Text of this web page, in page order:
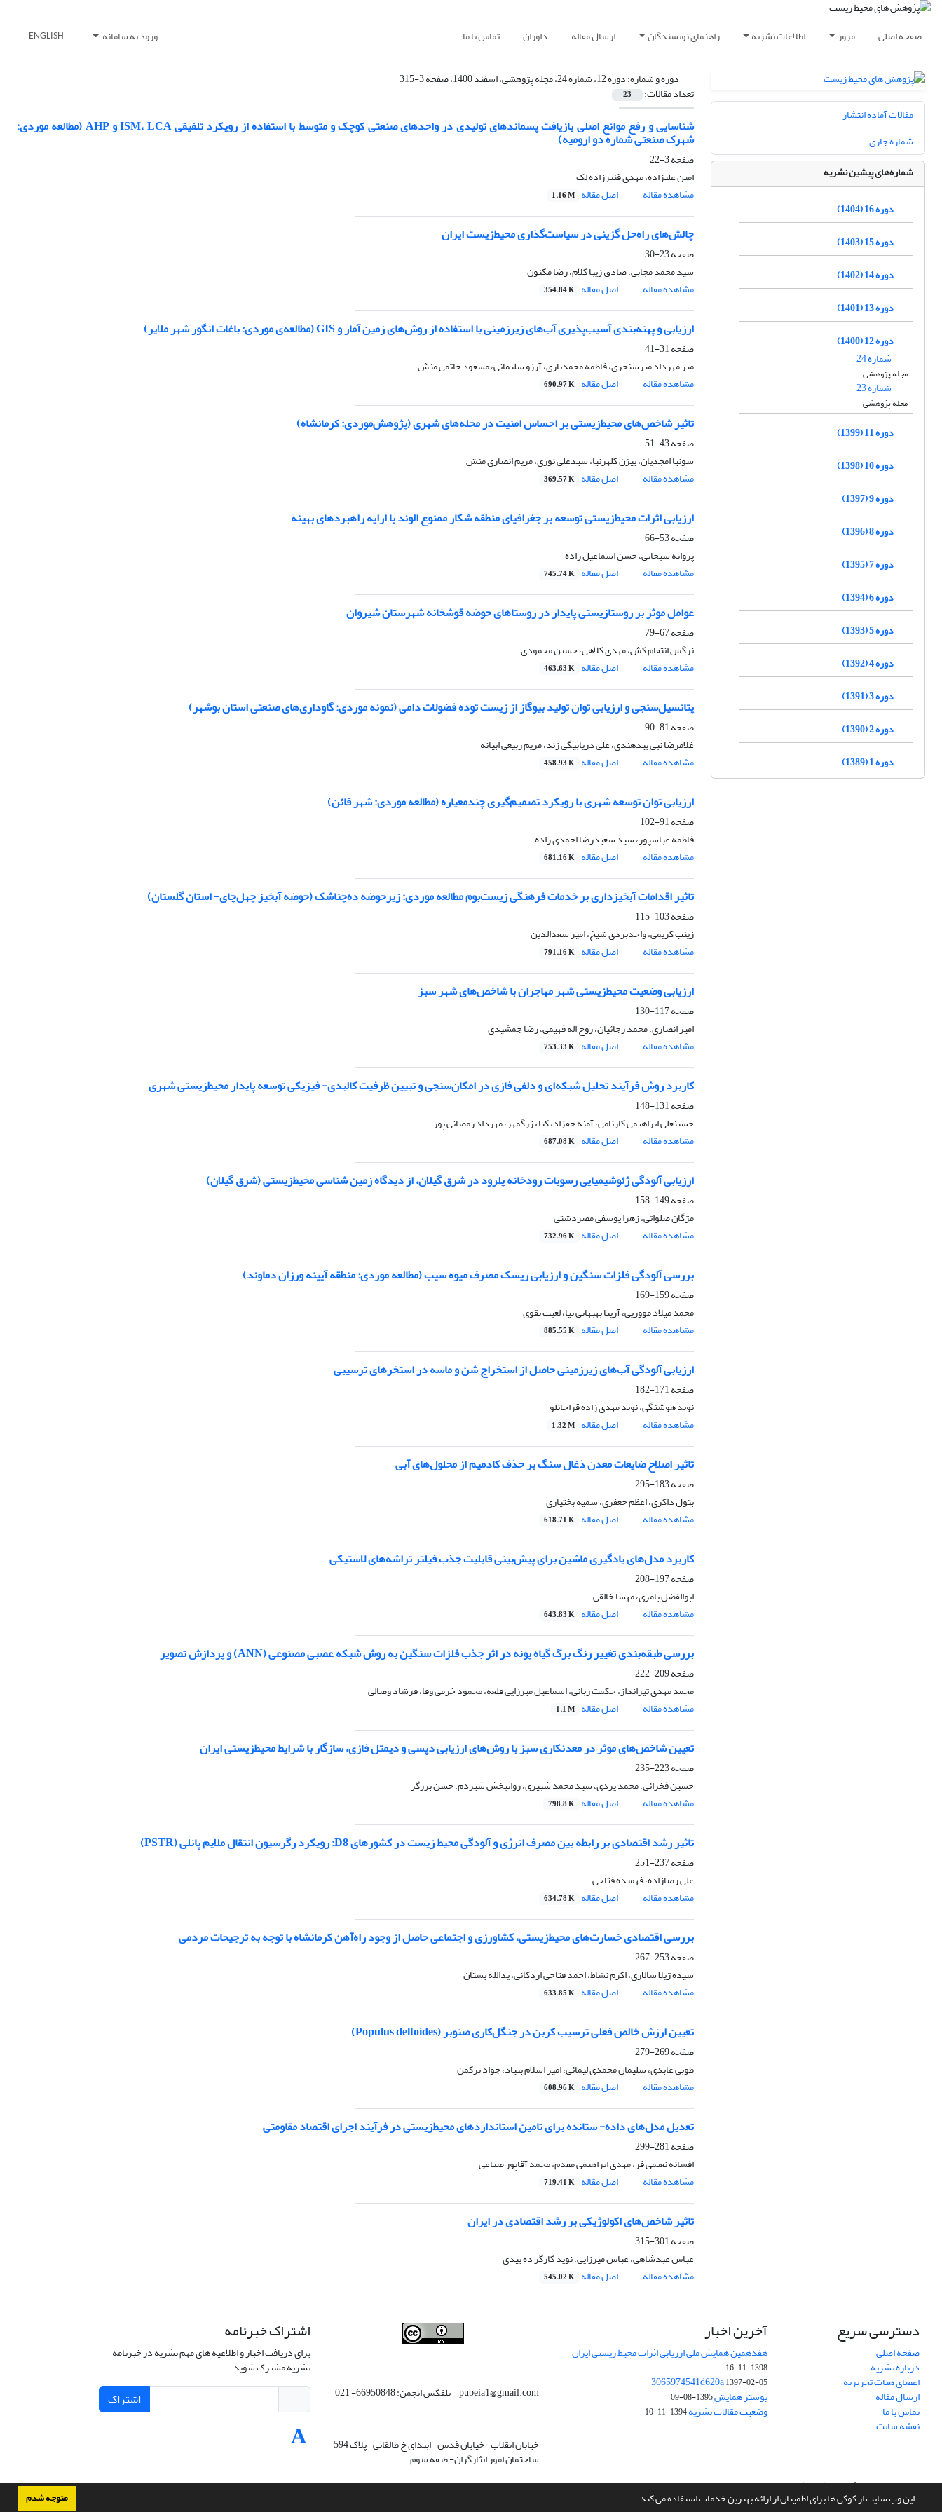
این وب سایت از کوکی ها برای اطمینان از ارائه بهترین خدمات استفاده می کند. متوجه شدم
صفحه اصلی مرور اطلاعات نشریه راهنمای نویسندگان ارسال مقاله داوران تماس با ما ورود به سامانه ENGLISH
دوره و شماره:دوره 12، شماره 24، مجله پژوهشی، اسفند 1400، صفحه 3-315
تعداد مقالات: 23
شناسایی و رفع موانع اصلی بازیافت پسماندهای تولیدی در واحدهای صنعتی کوچک و متوسط با استفاده از رویکرد تلفیقی ISM، LCA و AHP (مطالعه موردی:
شهرک صنعتی شماره دو ارومیه)
صفحه3-22
امین علیزاده، مهدی قنبرزاده لک
مشاهده مقاله
اصل مقاله 1.16 M
چالش‌های ‌راه‌حل گزینی در سیاست‌گذاری ‌محیط‌زیست ایران
صفحه23-30
سید محمد مجابی، صادق زیبا کلام، رضا مکنون
مشاهده مقاله
اصل مقاله 354.84 K
ارزیابی و پهنه‌‌بندی آسیب‌پذیری آب‌‌های زیرزمینی با استفاده از روش‌‌های زمین آمار و GIS (مطالعه‌ی موردی: باغات انگور شهر ملایر)
صفحه31-41
میر مهرداد میرسنجری، فاطمه محمدیاری، آرزو سلیمانی، مسعود حاتمی منش
مشاهده مقاله
اصل مقاله 690.97 K
تاثیر شاخص‌های محیط‌زیستی بر احساس امنیت در محله‌های شهری (پژوهش‌موردی: کرمانشاه)
صفحه43-51
سونیا امجدیان، بیژن کلهرنیا، سیدعلی نوری، مریم انصاری منش
مشاهده مقاله
اصل مقاله 369.57 K
ارزیابی اثرات محیط‌زیستی توسعه بر جغرافیای منطقه شکار ممنوع الوند با ارایه راهبردهای بهینه
صفحه53-66
پروانه سبحانی، حسن اسماعیل زاده
مشاهده مقاله
اصل مقاله 745.74 K
عوامل موثر بر روستازیستی پایدار در روستاهای حوضه قوشخانه شهرستان شیروان
صفحه67-79
نرگس انتقام کش، مهدی کلاهی، حسین محمودی
مشاهده مقاله
اصل مقاله 463.63 K
پتانسیل‌سنجی و ارزیابی توان تولید بیوگاز از زیست توده فضولات دامی (نمونه موردی: گاوداری‌های صنعتی استان بوشهر)
صفحه81-90
غلامرضا نبی بیدهندی، علی دریابیگی زند، مریم ربیعی ابیانه
مشاهده مقاله
اصل مقاله 458.93 K
ارزیابی توان توسعه شهری با رویکرد‌‌ تصمیم‌‌گیری چندمعیاره (مطالعه موردی: شهر قائن)
صفحه91-102
فاطمه عباسپور، سید سعیدرضا احمدی زاده
مشاهده مقاله
اصل مقاله 681.16 K
تاثیر اقدامات آبخیزداری بر خدمات فرهنگی زیست‌بوم مطالعه موردی: زیرحوضه ده‌چناشک (حوضه آبخیز چهل‌چای- استان گلستان)
صفحه103-115
زینب کریمی، واحدبردی شیخ، امیر سعدالدین
مشاهده مقاله
اصل مقاله 791.16 K
ارزیابی وضعیت محیط‌زیستی شهر مهاجران با شاخص‌های شهر سبز
صفحه117-130
امیر انصاری، محمد رجائیان، روح اله فهیمی، رضا جمشیدی
مشاهده مقاله
اصل مقاله 753.33 K
کاربرد روش فرآیند تحلیل شبکه‌‌ای و دلفی فازی در امکان‌‌سنجی و تبیین ظرفیت کالبدی- فیزیکی توسعه پایدار محیط‌زیستی شهری
صفحه131-148
حسینعلی ابراهیمی کارنامی، آمنه حقزاد، کیا بزرگمهر، مهرداد رمضانی پور
مشاهده مقاله
اصل مقاله 687.08 K
ارزیابی آلودگی ژئوشیمیایی رسوبات رودخانه پلرود در شرق گیلان، از دیدگاه زمین شناسی محیط‌‌زیستی (شرق گیلان)
صفحه149-158
مژگان صلواتی، زهرا یوسفی مصردشتی
مشاهده مقاله
اصل مقاله 732.96 K
بررسی آلودگی فلزات سنگین و ارزیابی ریسک مصرف میوه سیب (مطالعه موردی: منطقه آیینه ورزان دماوند)
صفحه159-169
محمد میلاد مووریی، آزیتا بهبهانی نیا، لعبت تقوی
مشاهده مقاله
اصل مقاله 885.55 K
ارزیابی آلودگی آب‌های زیرزمینی حاصل از استخراج شن و ماسه در استخرهای ترسیبی
صفحه171-182
نوید هوشنگی، نوید مهدی زاده قراخانلو
مشاهده مقاله
اصل مقاله 1.32 M
تاثیر اصلاح ضایعات معدن ذغال سنگ بر حذف کادمیم از محلول‌‌های آبی
صفحه183-295
بتول ذاکری، اعظم جعفری، سمیه بختیاری
مشاهده مقاله
اصل مقاله 618.71 K
کاربرد مدل‌‌های یادگیری ماشین برای پیش‌‌بینی قابلیت جذب فیلتر تراشه‌‌های لاستیکی
صفحه197-208
ابوالفضل بامری، مهسا خالقی
مشاهده مقاله
اصل مقاله 643.83 K
بررسی طبقه‌بندی تغییر رنگ برگ گیاه پونه در اثر جذب فلزات سنگین به روش شبکه عصبی مصنوعی (ANN) و پردازش تصویر
صفحه209-222
محمد مهدی تیرانداز، حکمت ربانی، اسماعیل میرزایی قلعه، محمود خرمی وفا، فرشاد وصالی
مشاهده مقاله
اصل مقاله 1.1 M
تعیین شاخص‌های موثر در معدنکاری سبز با روش‌های ارزیابی دپسی و دیمتل فازی، سازگار با شرایط محیط‌زیستی ایران
صفحه223-235
حسین فخرائی، محمد یزدی، سید محمد شبیری، روانبخش شیردم، حسن برزگر
مشاهده مقاله
اصل مقاله 798.8 K
تاثیر رشد اقتصادی بر رابطه بین مصرف انرژی و آلودگی محیط زیست در کشورهای D8: رویکرد رگرسیون انتقال ملایم پانلی (PSTR)
صفحه237-251
علی رضازاده، فهمیده فتاحی
مشاهده مقاله
اصل مقاله 634.78 K
بررسی اقتصادی خسارت‌های محیط‌زیستی، کشاورزی و اجتماعی حاصل از وجود راه‌آهن کرمانشاه با توجه به ترجیحات مردمی
صفحه253-267
سیده ژیلا سالاری، اکرم نشاط، احمد فتاحی اردکانی، یدالله بستان
مشاهده مقاله
اصل مقاله 633.85 K
تعیین ارزش خالص فعلی ترسیب کربن در جنگل‌کاری صنوبر (Populus deltoides)
صفحه269-279
طوبی عابدی، سلیمان محمدی لیمائی، امیر اسلام بنیاد، جواد ترکمن
مشاهده مقاله
اصل مقاله 608.96 K
تعدیل مدل‌‌های داده- ستانده برای تامین استانداردهای محیط‌‌زیستی در فرآیند اجرای اقتصاد مقاومتی
صفحه281-299
افسانه نعیمی فر، مهدی ابراهیمی مقدم، محمد آقاپور صباغی
مشاهده مقاله
اصل مقاله 719.41 K
تاثیر شاخص‌های اکولوژیکی بر رشد اقتصادی در ایران
صفحه301-315
عباس عبدشاهی، عباس میرزایی، نوید کارگر ده بیدی
مشاهده مقاله
اصل مقاله 545.02 K
مقالات آماده انتشار
شماره جاری
شماره‌های پیشین نشریه
دوره 16 (1404)
دوره 15 (1403)
دوره 14 (1402)
دوره 13 (1401)
دوره 12 (1400)
شماره 24
مجله پژوهشی
شماره 23
مجله پژوهشی
دوره 11 (1399)
دوره 10 (1398)
دوره 9 (1397)
دوره 8 (1396)
دوره 7 (1395)
دوره 6 (1394)
دوره 5 (1393)
دوره 4 (1392)
دوره 3 (1391)
دوره 2 (1390)
دوره 1 (1389)
دسترسی سریع
صفحه اصلی
درباره نشریه
اعضای هیات تحریریه
ارسال مقاله
تماس با ما
نقشه سایت
آخرین اخبار
هفدهمین همایش ملی ارزیابی اثرات محیط زیستی ایران
1398-11-16
3065974541d620a1397-02-05
پوستر همایش1395-08-09
وضعیت مقالات نشریه1394-11-10
pubeia1@gmail.com تلفکس انجمن: 66950848- 021
خیابان انقلاب- خیابان قدس- ابتدای خ طالقانی- پلاک 594-
ساختمان امور ایثارگران- طبقه سوم
اشتراک خبرنامه
برای دریافت اخبار و اطلاعیه های مهم نشریه در خبرنامه
نشریه مشترک شوید.
اشتراک
سامانه مدیریت نشریات علمی.طراحی و پیاده سازی ازسیناوب